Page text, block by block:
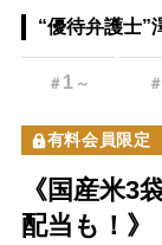
“優待弁護士”
＃ 1 ～ ＃
有料会員限定
《国産米3
配当も！》